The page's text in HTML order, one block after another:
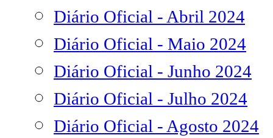
Diário Oficial - Abril 2024
Diário Oficial - Maio 2024
Diário Oficial - Junho 2024
Diário Oficial - Julho 2024
Diário Oficial - Agosto 2024